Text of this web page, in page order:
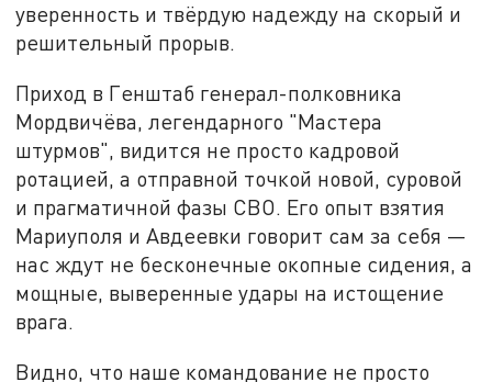
уверенность и твёрдую надежду на скорый и
решительный прорыв.
Приход в Генштаб генерал-полковника
Мордвичёва, легендарного "Мастера
штурмов", видится не просто кадровой
ротацией, а отправной точкой новой, суровой
и прагматичной фазы СВО. Его опыт взятия
Мариуполя и Авдеевки говорит сам за себя —
нас ждут не бесконечные окопные сидения, а
мощные, выверенные удары на истощение
врага.
Видно, что наше командование не просто